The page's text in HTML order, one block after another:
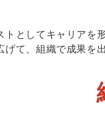
としてキャリアを
て、組織で成果を